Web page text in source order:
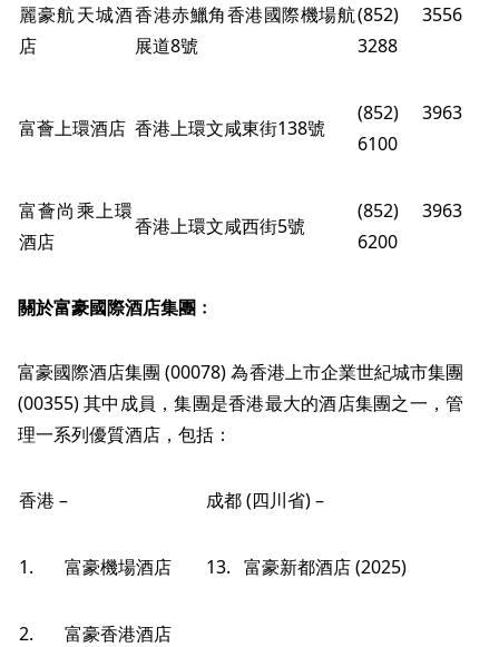
麗豪航天城酒
店
香港赤鱲角香港國際機場航
展道8號
(852) 3556
3288
富薈上環酒店 香港上環文咸東街138號
(852) 3963
6100
富薈尚乘上環
酒店
香港上環文咸西街5號
(852) 3963
6200
關於富豪國際酒店集團﹕
富豪國際酒店集團 (00078) 為香港上市企業世紀城市集團
(00355) 其中成員，集團是香港最大的酒店集團之一，管
理一系列優質酒店，包括：
香港 – 成都 (四川省) –
1. 富豪機場酒店 13. 富豪新都酒店 (2025)
2. 富豪香港酒店